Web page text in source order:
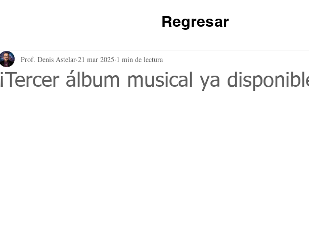
¡Tercer álbum musical ya
Prof. Denis Astelar 21 mar 2025 1 min de lectura
Regresar